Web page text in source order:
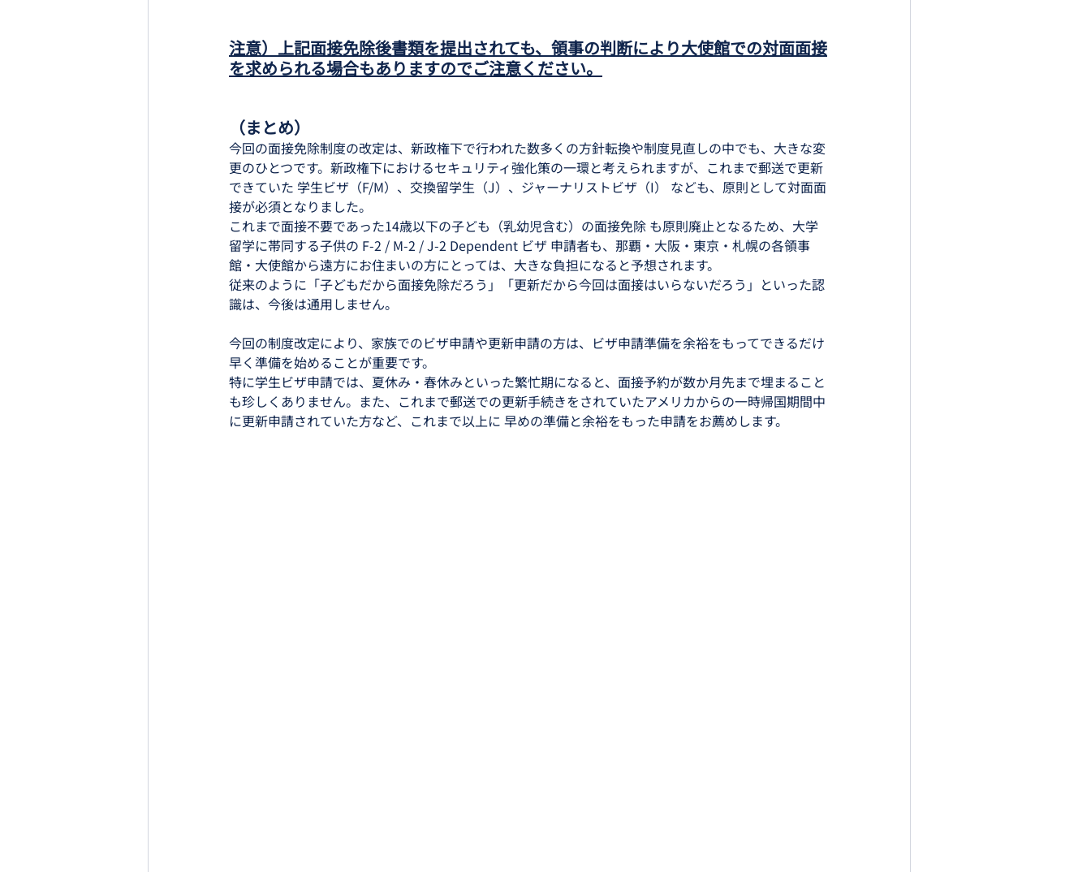
注意）上記面接免除後書類を提出されても、領事の判断により大使館での対面面接
を求められる場合もありますのでご注意ください。
（まとめ）
今回の面接免除制度の改定は、新政権下で行われた数多くの方針転換や制度見直しの中でも、大きな変
更のひとつです。新政権下におけるセキュリティ強化策の一環と考えられますが、これまで郵送で更新
できていた 学生ビザ（F/M）、交換留学生（J）、ジャーナリストビザ（I） なども、原則として対面面
接が必須となりました。
これまで面接不要であった14歳以下の子ども（乳幼児含む）の面接免除 も原則廃止となるため、大学
留学に帯同する子供の F-2 / M-2 / J-2 Dependent ビザ 申請者も、那覇・大阪・東京・札幌の各領事
館・大使館から遠方にお住まいの方にとっては、大きな負担になると予想されます。
従来のように「子どもだから面接免除だろう」「更新だから今回は面接はいらないだろう」といった認
識は、今後は通用しません。
今回の制度改定により、家族でのビザ申請や更新申請の方は、ビザ申請準備を余裕をもってできるだけ
早く準備を始めることが重要です。
特に学生ビザ申請では、夏休み・春休みといった繁忙期になると、面接予約が数か月先まで埋まること
も珍しくありません。また、これまで郵送での更新手続きをされていたアメリカからの一時帰国期間中
に更新申請されていた方など、これまで以上に 早めの準備と余裕をもった申請をお薦めします。